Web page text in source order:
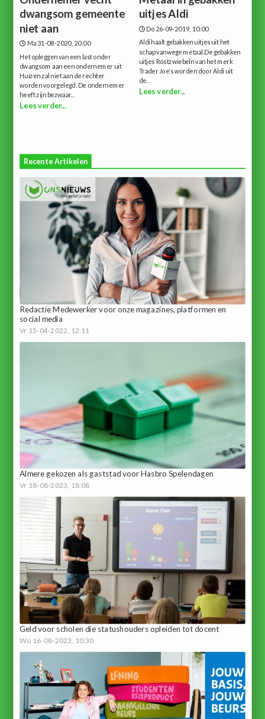
dwangsom gemeente
niet aan
Ma 31-08-2020, 20:00
Het opleggen van een last onder
dwangsom aan een ondernemer uit
Huizen zal niet aan de rechter
worden voorgelegd. De ondernemer
heeft zijn bezwaar...
Lees verder...
uitjes Aldi
Do 26-09-2019, 10:00
Aldi haalt gebakken uitjes uit het
schap vanwege metaal.De gebakken
uitjes Röstzwiebeln van het merk
Trader Joe’s worden door Aldi uit
de...
Lees verder...
Recente Artikelen
Redactie Medewerker voor onze magazines, platformen en
social media
Vr 15-04-2022, 12:11
Almere gekozen als gaststad voor Hasbro Spelendagen
Vr 18-08-2023, 18:08
Geld voor scholen die statushouders opleiden tot docent
Wo 16-08-2023, 10:30